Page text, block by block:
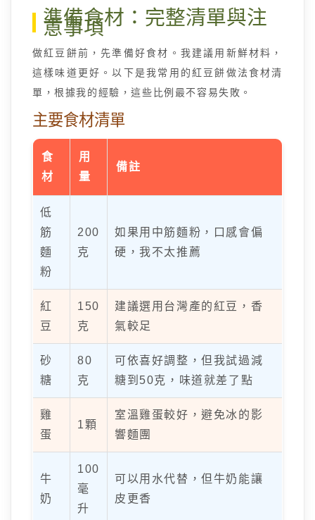
準備食材：完整清單與注
意事項
做紅豆餅前，先準備好食材。我建議用新鮮材料，
這樣味道更好。以下是我常用的紅豆餅做法食材清
單，根據我的經驗，這些比例最不容易失敗。
主要食材清單
食
材
用
量
備註
低
筋
麵
粉
200
克
如果用中筋麵粉，口感會偏
硬，我不太推薦
紅
豆
150
克
建議選用台灣產的紅豆，香
氣較足
砂
糖
80
克
可依喜好調整，但我試過減
糖到50克，味道就差了點
雞
蛋
1顆
室溫雞蛋較好，避免冰的影
響麵團
牛
奶
100
毫
升
可以用水代替，但牛奶能讓
皮更香